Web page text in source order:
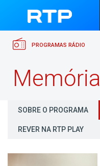
PROGRAMAS RÁDIO
Memória
SOBRE O PROGRAMA
REVER NA RTP PLAY